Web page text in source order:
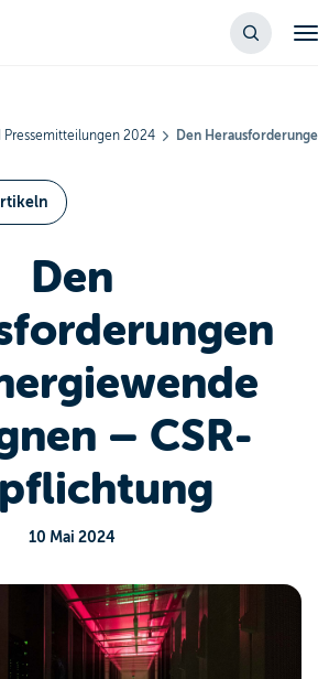
Pressemitteilungen 2024 Den
Den
– CSR-
10 Mai 2024